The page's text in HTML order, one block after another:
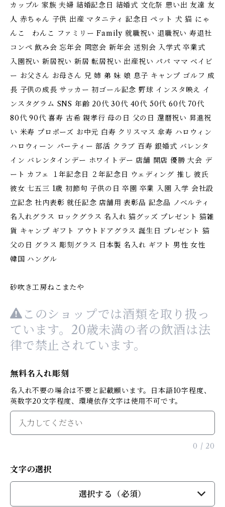
カップル 家族 夫婦 結婚記念日 結婚式 文化祭 思い出 友達 友
人 赤ちゃん 子供 出産 マタニティ 記念日 ペット 犬 猫 にゃ
んこ わんこ ファミリー Family 就職祝い 退職祝い 寿退社
コンペ 飲み会 忘年会 同窓会 新年会 送別会 入学式 卒業式
入園祝い 新居祝い 新居 転居祝い 出産祝い パパ ママ ベイビ
ー お父さん お母さん 兄 姉 弟 妹 娘 息子 キャンプ ゴルフ 成
長 子供の成長 サッカー 初ゴール記念 野球 インスタ映え イ
ンスタグラム SNS 年齢 20代 30代 40代 50代 60代 70代
80代 90代 喜寿 古希 親孝行 母の日 父の日 還暦祝い 昇進祝
い 米寿 プロポーズ お中元 白寿 クリスマス 傘寿 ハロウィン
ハロウィーン パーティー 部活 クラブ 百寿 銀婚式 バレンタ
イン バレンタインデー ホワイトデー 店舗 開店 優勝 大会 デ
ート カフェ １年記念日 ２年記念日 ウェディング 推し 彼氏
彼女 七五三 1歳 初節句 子供の日 卒園 卒業 入園 入学 会社設
立記念 社内表彰 就任記念 店舗用 表彰品 記念品 ノベルティ
名入れグラス ロックグラス 名入れ 猫グッズ プレゼント 猫雑
貨 キャンプ ギフト アウトドアグラス 誕生日 プレゼント 猫
父の日 グラス 彫刻グラス 日本製 名入れ ギフト 男性 女性
韓国 ハングル
砂吹き工房ねこまたや
このショップでは酒類を取り扱っ
ています。20歳未満の者の飲酒は法
律で禁止されています。
無料名入れ彫刻
名入れ不要の場合は不要と記載願います。日本語10字程度、
英数字20文字程度、環境依存文字は使用不可です。
0 / 20
文字の選択
選択する（必須）